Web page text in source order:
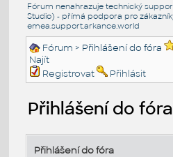
Fórum nenahrazuje technický
Studio) - přímá podpora pro
emea.support.arkance.world
Fórum > Přihlášení do fóra
Najít
Registrovat
Přihlásit
Přihlášení do fóra
Přihlášení do fóra